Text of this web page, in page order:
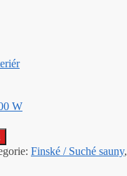
W
Finské / Suché sauny,